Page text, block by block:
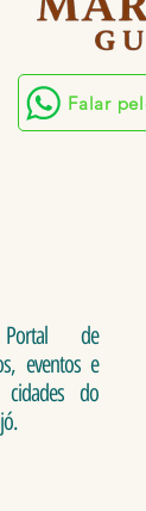
Falar
de
eventos e
cidades do